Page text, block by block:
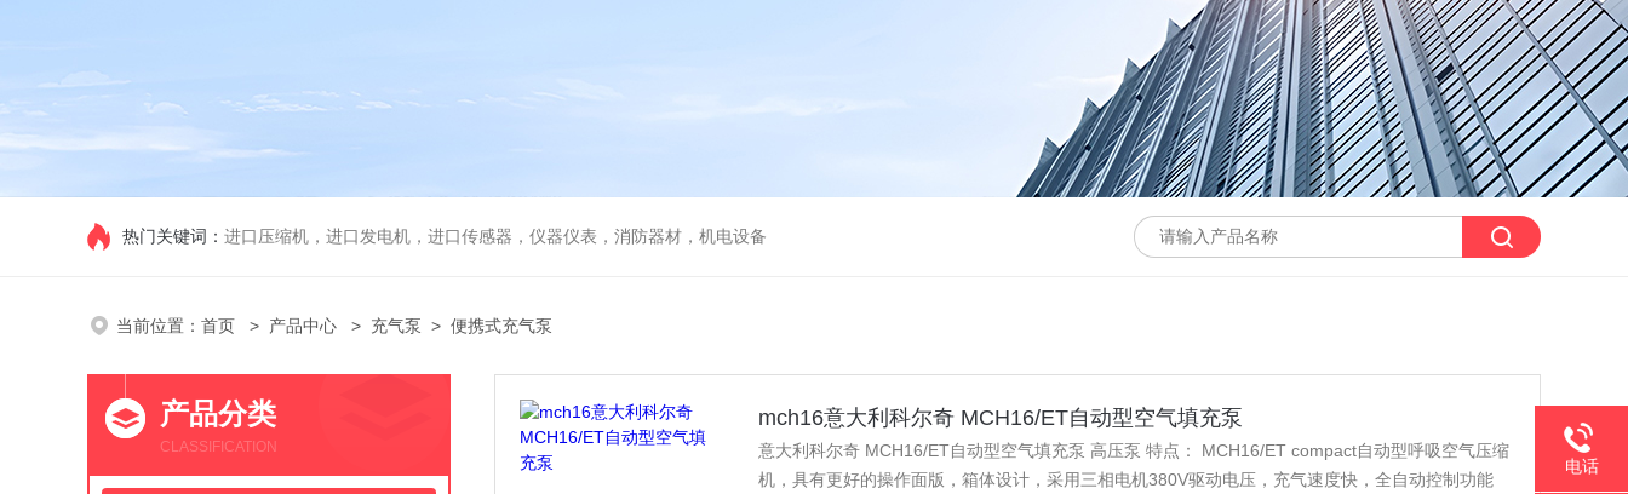
热门关键词： 进口压缩机，进口发电机，进口传感器，仪器仪表，消防器材，机电设备
当前位置： 首页 > 产品中心 > 充气泵 > 便携式充气泵
产品分类
CLASSIFICATION
mch16意大利科尔奇 MCH16/ET自动型空气填充泵
意大利科尔奇 MCH16/ET自动型空气填充泵 高压泵 特点： MCH16/ET compact自动型呼吸空气压缩
机，具有更好的操作面版，箱体设计，采用三相电机380V驱动电压，充气速度快，全自动控制功能
电话